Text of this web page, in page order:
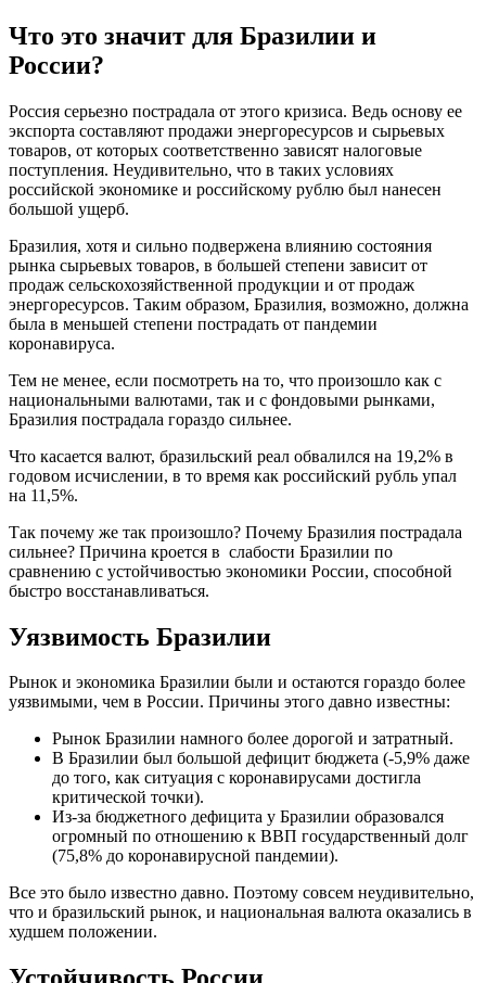
Что это значит для Бразилии и
России?
Россия серьезно пострадала от этого кризиса. Ведь основу ее
экспорта составляют продажи энергоресурсов и сырьевых
товаров, от которых соответственно зависят налоговые
поступления. Неудивительно, что в таких условиях
российской экономике и российскому рублю был нанесен
большой ущерб.
Бразилия, хотя и сильно подвержена влиянию состояния
рынка сырьевых товаров, в большей степени зависит от
продаж сельскохозяйственной продукции и от продаж
энергоресурсов. Таким образом, Бразилия, возможно, должна
была в меньшей степени пострадать от пандемии
коронавируса.
Тем не менее, если посмотреть на то, что произошло как с
национальными валютами, так и с фондовыми рынками,
Бразилия пострадала гораздо сильнее.
Что касается валют, бразильский реал обвалился на 19,2% в
годовом исчислении, в то время как российский рубль упал
на 11,5%.
Так почему же так произошло? Почему Бразилия пострадала
сильнее? Причина кроется в слабости Бразилии по
сравнению с устойчивостью экономики России, способной
быстро восстанавливаться.
Уязвимость Бразилии
Рынок и экономика Бразилии были и остаются гораздо более
уязвимыми, чем в России. Причины этого давно известны:
Рынок Бразилии намного более дорогой и затратный.
В Бразилии был большой дефицит бюджета (-5,9% даже
до того, как ситуация с коронавирусами достигла
критической точки).
Из-за бюджетного дефицита у Бразилии образовался
огромный по отношению к ВВП государственный долг
(75,8% до коронавирусной пандемии).
Все это было известно давно. Поэтому совсем неудивительно,
что и бразильский рынок, и национальная валюта оказались в
худшем положении.